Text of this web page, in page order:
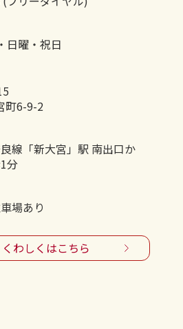
日曜・祝日
町6-9-2
線「新大宮」駅 南出口か
分
場あり
くわしくはこちら